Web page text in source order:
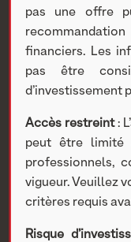
co-
pour
Nextstage AM>
Articles
dirigeantes et
françaises co-
pas une offre
financiers. Les
pas être
d’investissement
Accès restreint:
peut être limité
professionnels,
vigueur. Veuillez
critères requis
Risque